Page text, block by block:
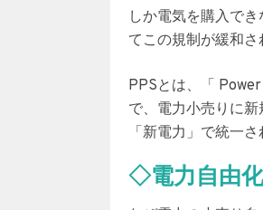
しか電気を購入で
てこの規制が緩和さ
PPSとは、「
で、電力小売りに
「新電力」 で統一さ
◇電力自由